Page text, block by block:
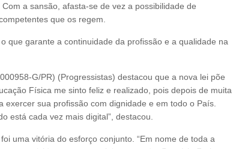
a sansão, afasta-se de vez a possibilidade de
que os regem.
que garante a continuidade da profissão e a qualidade na
G/PR) (Progressistas) destacou que a nova lei põe
Física me sinto feliz e realizado, pois depois de muita
sua profissão com dignidade e em todo o País.
está cada vez mais digital”, destacou.
uma vitória do esforço conjunto. “Em nome de toda a